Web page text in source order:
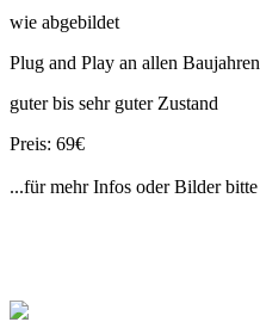
wie abgebildet
Plug and Play an allen Baujahren
guter bis sehr guter Zustand
Preis: 69€
...für mehr Infos oder Bilder bitte